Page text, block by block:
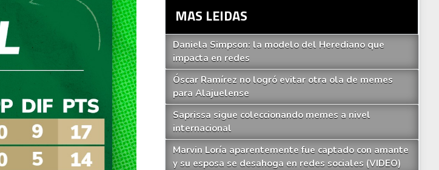
MAS LEIDAS
Daniela Simpson: la modelo del Herediano que
impacta en redes
Óscar Ramírez no logró evitar otra ola de memes
para Alajuelense
Saprissa sigue coleccionando memes a nivel
internacional
Marvin Loría aparentemente fue captado con amante
y su esposa se desahoga en redes sociales (VIDEO)